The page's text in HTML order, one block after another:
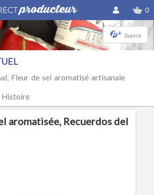
0
+ Suivre
Fleur de sel aromatisé artisanale
Histoire
aromatisée, Recuerdos del